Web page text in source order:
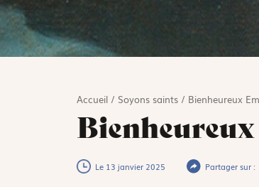
Accueil/ Soyons saints/ Bienheureux
Le 13 janvier 2025 Partager sur :